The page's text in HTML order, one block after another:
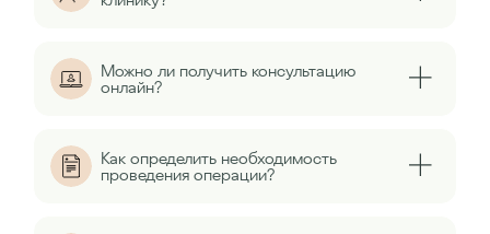
Можно ли получить консультацию
онлайн?
Как определить необходимость
проведения операции?